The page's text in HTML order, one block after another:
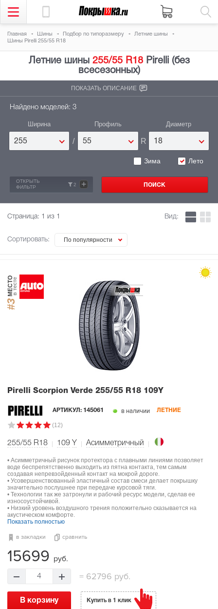
Главная Шины Подбор по типоразмеру
Летние шины
Шины Pirelli 255/55 R18
Летние шины 255/55 R18Pirelli (без
всесезонных)
ПОКАЗАТЬ ОПИСАНИЕ
Найдено моделей: 3
Ширина
255 /
Профиль
55 R
Диаметр
18
Зима Лето
ОТКРЫТЬ
ФИЛЬТР
2 +
Страница: 1 из 1
Сортировать: По популярности
Вид:
#3
МЕСТОв тесте
Pirelli Scorpion Verde 255/55 R18 109Y
АРТИКУЛ: 145061 в наличии ЛЕТНИЕ
(12)
255/55 R18 109 Y Асимметричный
• Асимметричный рисунок протектора с плавными линиями позволяет
воде беспрепятственно выходить из пятна контакта, тем самым
создавая непревзойденный контакт на мокрой дороге.
• Усовершенствованный эластичный состав смеси делает покрышку
значительно послушнее при передаче курсовой тяги.
• Технологии так же затронули и рабочий ресурс модели, сделав ее
износоустойчивой.
• Низкий уровень воздушного трения положительно сказывается на
акустическом комфорте.
Показать полностью
в закладки сравнить
15699 руб.
4 = 62796 руб.
В корзину Купить в 1 клик